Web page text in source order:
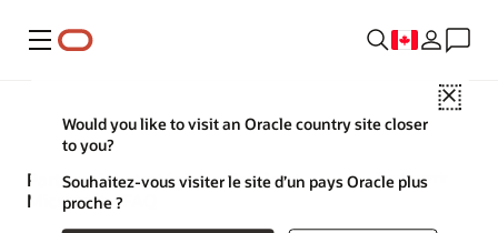
Menu
Close
Would you like to visit an Oracle country site closer
to you?
Souhaitez-vous visiter le site d’un pays Oracle plus
proche ?
Partenariat stratégique Oracle et
Microsoft - FAQ
Tout ouvrir